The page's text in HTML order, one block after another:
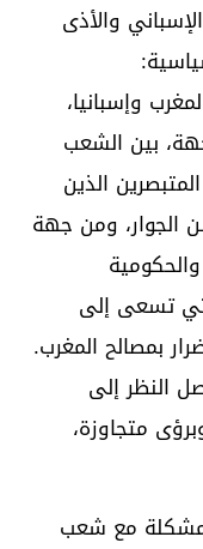
والأذى
وإسبانيا،
بين الشعب
الذين
الجوار، ومن جهة
تسعى إلى
بمصالح المغرب.
النظر إلى
متجاوزة،
مشكلة مع شعب